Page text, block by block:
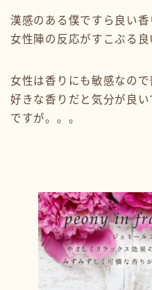
漢感のある僕ですら良い香
女性陣の反応がすこぶる良
女性は香りにも敏感なの
好きな香りだと気分が良
ですが。。。